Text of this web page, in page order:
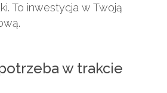
To inwestycja w Twoją
w trakcie